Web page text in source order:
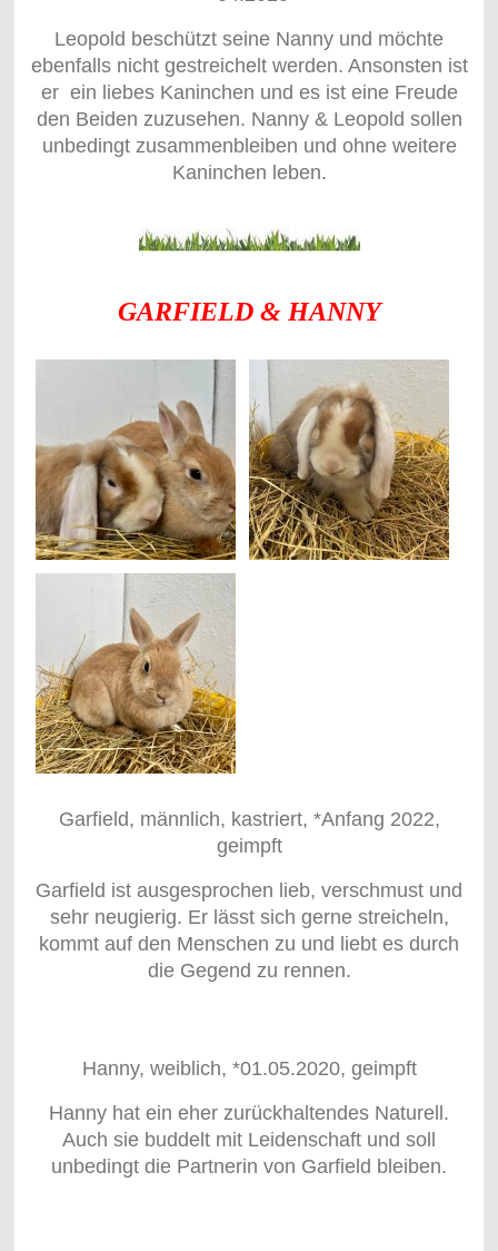
Leopold beschützt seine Nanny und möchte
ebenfalls nicht gestreichelt werden. Ansonsten ist
er ein liebes Kaninchen und es ist eine Freude
den Beiden zuzusehen. Nanny & Leopold sollen
unbedingt zusammenbleiben und ohne weitere
Kaninchen leben.
GARFIELD & HANNY
Garfield, männlich, kastriert, *Anfang 2022,
geimpft
Garfield ist ausgesprochen lieb, verschmust und
sehr neugierig. Er lässt sich gerne streicheln,
kommt auf den Menschen zu und liebt es durch
die Gegend zu rennen.
Hanny, weiblich, *01.05.2020, geimpft
Hanny hat ein eher zurückhaltendes Naturell.
Auch sie buddelt mit Leidenschaft und soll
unbedingt die Partnerin von Garfield bleiben.